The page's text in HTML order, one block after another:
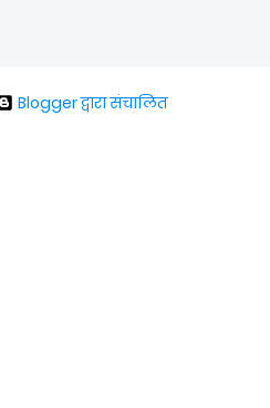
Blogger द्वारा संचालित